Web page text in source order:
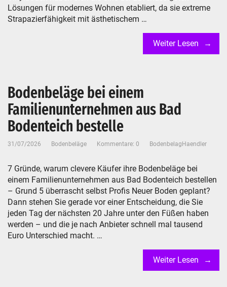
Lösungen für modernes Wohnen etabliert, da sie extreme
Strapazierfähigkeit mit ästhetischem …
Weiter Lesen
Bodenbeläge bei einem
Familienunternehmen aus Bad
Bodenteich bestelle
31/07/2026 Bodenbeläge Kommentare: 0 BodenbelagHaendler
7 Gründe, warum clevere Käufer ihre Bodenbeläge bei
einem Familienunternehmen aus Bad Bodenteich bestellen
– Grund 5 überrascht selbst Profis Neuer Boden geplant?
Dann stehen Sie gerade vor einer Entscheidung, die Sie
jeden Tag der nächsten 20 Jahre unter den Füßen haben
werden – und die je nach Anbieter schnell mal tausend
Euro Unterschied macht. …
Weiter Lesen